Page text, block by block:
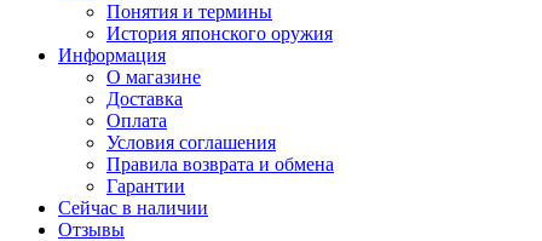
Понятия и термины
История японского оружия
Информация
О магазине
Доставка
Оплата
Условия соглашения
Правила возврата и обмена
Гарантии
Сейчас в наличии
Отзывы